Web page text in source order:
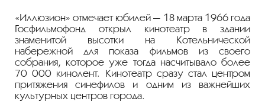
«Иллюзион» отмечает юбилей — 18 марта 1966 года
Госфильмофонд открыл кинотеатр в здании
знаменитой высотки на Котельнической
набережной для показа фильмов из своего
собрания, которое уже тогда насчитывало более
70 000 кинолент. Кинотеатр сразу стал центром
притяжения синефилов и одним из важнейших
культурных центров города.